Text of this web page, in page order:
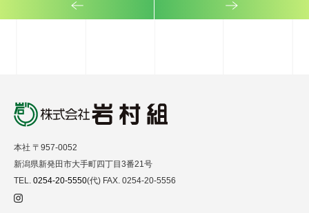
本社 〒957-0052
新潟県新発田市大手町四丁目3番21号
TEL. 0254-20-5550(代) FAX. 0254-20-5556